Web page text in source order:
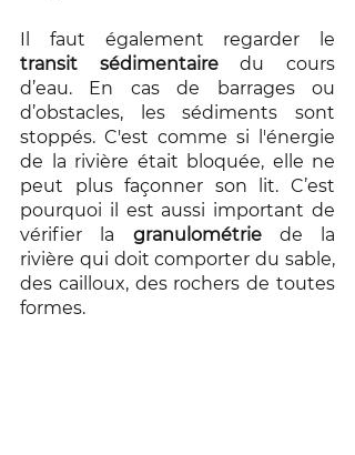
transit sédimentaire du cours
d’eau. En cas de barrages ou
d’obstacles, les sédiments sont
stoppés. C'est comme si l'énergie
de la rivière était bloquée, elle ne
peut plus façonner son lit. C’est
pourquoi il est aussi important de
vérifier la granulométrie de la
rivière qui doit comporter du sable,
des cailloux, des rochers de toutes
formes.